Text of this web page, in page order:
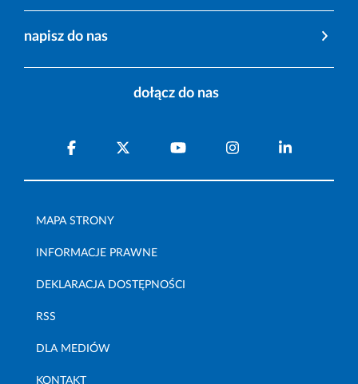
napisz do nas
dołącz do nas
MAPA STRONY
INFORMACJE PRAWNE
DEKLARACJA DOSTĘPNOŚCI
RSS
DLA MEDIÓW
KONTAKT